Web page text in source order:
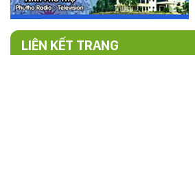
LIÊN KẾT TRANG